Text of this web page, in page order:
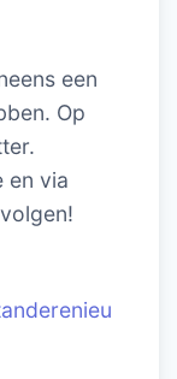
een
Op
en via